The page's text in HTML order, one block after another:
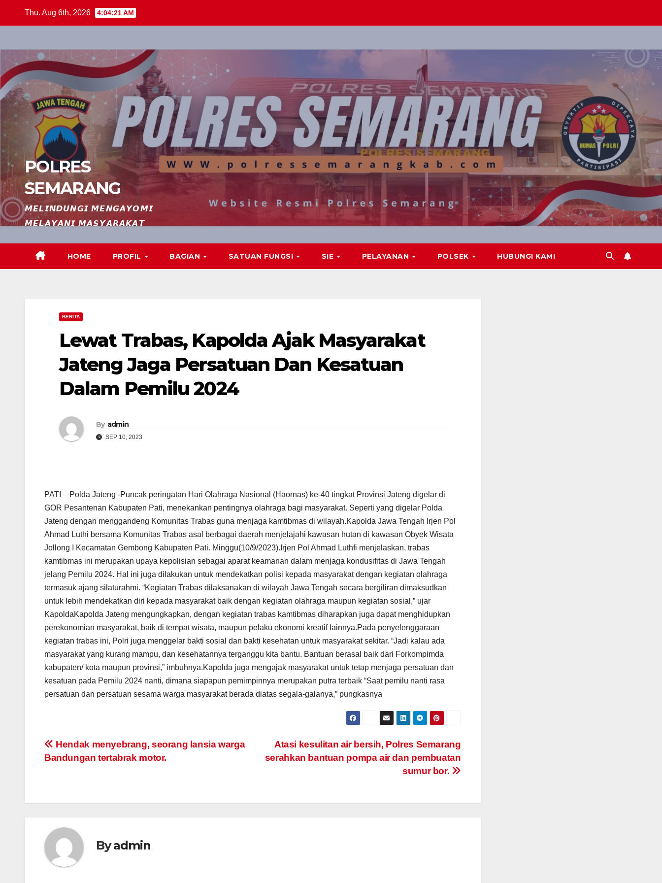
Thu. Aug 6th, 2026 4:04:22 AM
POLRES
SEMARANG
𝙈𝙀𝙇𝙄𝙉𝘿𝙐𝙉𝙂𝙄 𝙈𝙀𝙉𝙂𝘼𝙔𝙊𝙈𝙄
𝙈𝙀𝙇𝘼𝙔𝘼𝙉𝙄 𝙈𝘼𝙎𝙔𝘼𝙍𝘼𝙆𝘼𝙏
HOME PROFIL BAGIAN SATUAN FUNGSI SIE PELAYANAN POLSEK HUBUNGI KAMI
BERITA
Lewat Trabas, Kapolda Ajak Masyarakat
Jateng Jaga Persatuan Dan Kesatuan
Dalam Pemilu 2024
By admin
SEP 10, 2023
PATI – Polda Jateng -Puncak peringatan Hari Olahraga Nasional (Haornas) ke-40 tingkat Provinsi Jateng digelar di
GOR Pesantenan Kabupaten Pati, menekankan pentingnya olahraga bagi masyarakat. Seperti yang digelar Polda
Jateng dengan menggandeng Komunitas Trabas guna menjaga kamtibmas di wilayah.Kapolda Jawa Tengah Irjen Pol
Ahmad Luthi bersama Komunitas Trabas asal berbagai daerah menjelajahi kawasan hutan di kawasan Obyek Wisata
Jollong I Kecamatan Gembong Kabupaten Pati. Minggu(10/9/2023).Irjen Pol Ahmad Luthfi menjelaskan, trabas
kamtibmas ini merupakan upaya kepolisian sebagai aparat keamanan dalam menjaga kondusifitas di Jawa Tengah
jelang Pemilu 2024. Hal ini juga dilakukan untuk mendekatkan polisi kepada masyarakat dengan kegiatan olahraga
termasuk ajang silaturahmi. “Kegiatan Trabas dilaksanakan di wilayah Jawa Tengah secara bergiliran dimaksudkan
untuk lebih mendekatkan diri kepada masyarakat baik dengan kegiatan olahraga maupun kegiatan sosial,” ujar
KapoldaKapolda Jateng mengungkapkan, dengan kegiatan trabas kamtibmas diharapkan juga dapat menghidupkan
perekonomian masyarakat, baik di tempat wisata, maupun pelaku ekonomi kreatif lainnya.Pada penyelenggaraan
kegiatan trabas ini, Polri juga menggelar bakti sosial dan bakti kesehatan untuk masyarakat sekitar. “Jadi kalau ada
masyarakat yang kurang mampu, dan kesehatannya terganggu kita bantu. Bantuan berasal baik dari Forkompimda
kabupaten/ kota maupun provinsi,” imbuhnya.Kapolda juga mengajak masyarakat untuk tetap menjaga persatuan dan
kesatuan pada Pemilu 2024 nanti, dimana siapapun pemimpinnya merupakan putra terbaik “Saat pemilu nanti rasa
persatuan dan persatuan sesama warga masyarakat berada diatas segala-galanya,” pungkasnya
Post
navigation
Atasi kesulitan air bersih, Polres Semarang
serahkan bantuan pompa air dan pembuatan
sumur bor.
Hendak menyebrang, seorang lansia warga
Bandungan tertabrak motor.
Byadmin